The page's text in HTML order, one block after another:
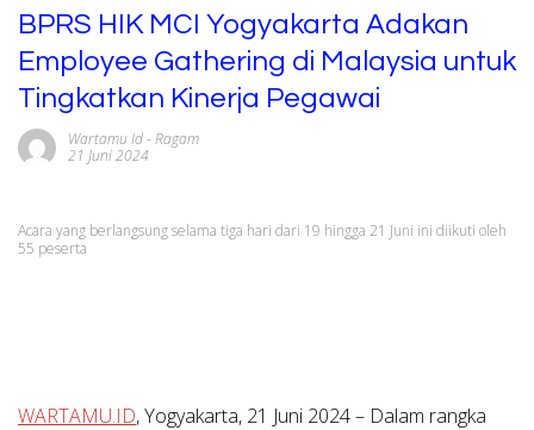
BPRS HIK MCI Yogyakarta Adakan
Employee Gathering di Malaysia untuk
Tingkatkan Kinerja Pegawai
Wartamu Id- Ragam
21 Juni 2024
Acara yang berlangsung selama tiga hari dari 19 hingga 21 Juni ini diikuti oleh
55 peserta
WARTAMU.ID,Yogyakarta, 21 Juni 2024– Dalam rangka